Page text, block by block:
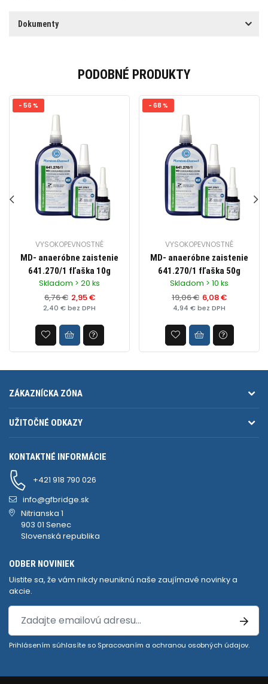
Dokumenty
PODOBNÉ PRODUKTY
- 56 %
VYSOKOPEVNOSTNÉ
MD- anaeróbne zaistenie
641.270/1 fľaška 10g
Skladom > 20 ks
6,76 € 2,95 €
2,40 € bez DPH
- 68 %
VYSOKOPEVNOSTNÉ
MD- anaeróbne zaistenie
641.270/1 fľaška 50g
Skladom > 10 ks
19,06 € 6,08 €
4,94 € bez DPH
ZÁKAZNÍCKA ZÓNA
UŽITOČNÉ ODKAZY
KONTAKTNÉ INFORMÁCIE
+421 918 790 026
info@gfbridge.sk
Nitrianska 1
903 01 Senec
Slovenská republika
ODBER NOVINIEK
Uistite sa, že vám nikdy neuniknú naše zaujímavé novinky a
akcie.
Prihlásením súhlasíte so Spracovaním a ochranou osobných údajov.